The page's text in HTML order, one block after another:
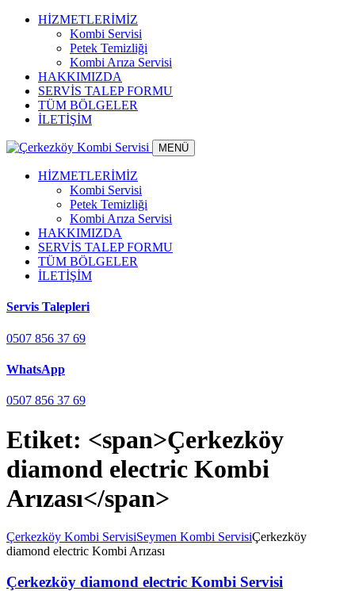
HİZMETLERİMİZ
Kombi Servisi
Petek Temizliği
Kombi Arıza Servisi
HAKKIMIZDA
SERVİS TALEP FORMU
TÜM BÖLGELER
İLETİŞİM
MENÜ
HİZMETLERİMİZ
Kombi Servisi
Petek Temizliği
Kombi Arıza Servisi
HAKKIMIZDA
SERVİS TALEP FORMU
TÜM BÖLGELER
İLETİŞİM
Servis Talepleri
0507 856 37 69
WhatsApp
0507 856 37 69
Etiket: <span>Çerkezköy
diamond electric Kombi
Arızası</span>
Çerkezköy Kombi ServisiSeymen Kombi ServisiÇerkezköy
diamond electric Kombi Arızası
Çerkezköy diamond electric Kombi Servisi